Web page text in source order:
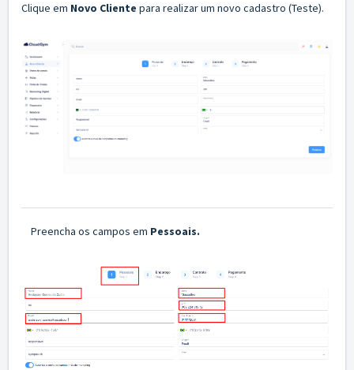
Clique em Novo Cliente para realizar um novo cadastro (Teste).
Preencha os campos em Pessoais.